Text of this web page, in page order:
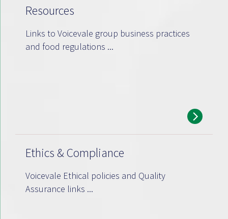
Resources
Links to Voicevale group business practices
and food regulations ...
Ethics & Compliance
Voicevale Ethical policies and Quality
Assurance links ...